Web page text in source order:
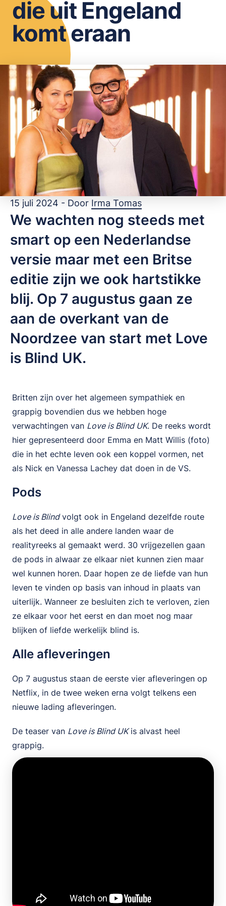
OPSLAAN
die uit Engeland
komt eraan
15 juli 2024 - Door Irma Tomas
We wachten nog steeds met
smart op een Nederlandse
versie maar met een Britse
editie zijn we ook hartstikke
blij. Op 7 augustus gaan ze
aan de overkant van de
Noordzee van start met Love
is Blind UK.
Britten zijn over het algemeen sympathiek en
grappig bovendien dus we hebben hoge
verwachtingen van Love is Blind UK. De reeks wordt
hier gepresenteerd door Emma en Matt Willis (foto)
die in het echte leven ook een koppel vormen, net
als Nick en Vanessa Lachey dat doen in de VS.
Pods
Love is Blindvolgt ook in Engeland dezelfde route
als het deed in alle andere landen waar de
realityreeks al gemaakt werd. 30 vrijgezellen gaan
de pods in alwaar ze elkaar niet kunnen zien maar
wel kunnen horen. Daar hopen ze de liefde van hun
leven te vinden op basis van inhoud in plaats van
uiterlijk. Wanneer ze besluiten zich te verloven, zien
ze elkaar voor het eerst en dan moet nog maar
blijken of liefde werkelijk blind is.
Alle afleveringen
Op 7 augustus staan de eerste vier afleveringen op
Netflix, in de twee weken erna volgt telkens een
nieuwe lading afleveringen.
De teaser van Love is Blind UKis alvast heel
grappig.